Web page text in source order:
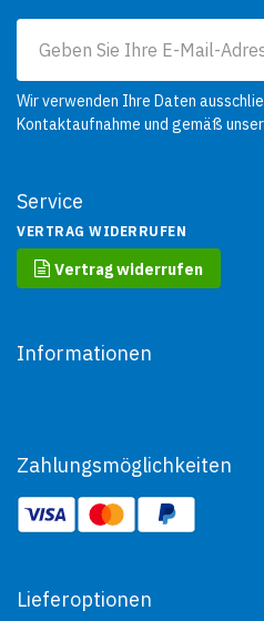
Service
VERTRAG WIDERRUFEN
Vertrag widerrufen
Informationen
Wir verwenden Ihre Daten
Kontaktaufnahme und gemäß
Zahlungsmöglichkeiten
Lieferoptionen